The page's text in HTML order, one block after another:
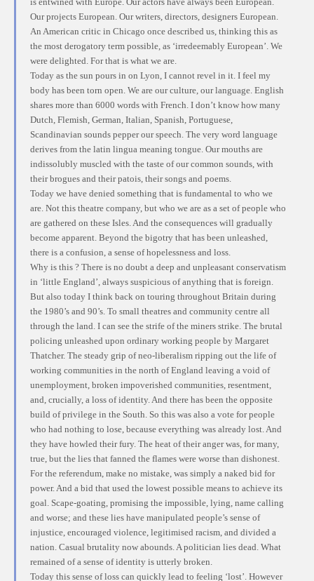
Our projects European. Our writers, directors, designers European.
An American critic in Chicago once described us, thinking this as
the most derogatory term possible, as ‘irredeemably European’. We
were delighted. For that is what we are.
Today as the sun pours in on Lyon, I cannot revel in it. I feel my
body has been torn open. We are our culture, our language. English
shares more than 6000 words with French. I don’t know how many
Dutch, Flemish, German, Italian, Spanish, Portuguese,
Scandinavian sounds pepper our speech. The very word language
derives from the latin lingua meaning tongue. Our mouths are
indissolubly muscled with the taste of our common sounds, with
their brogues and their patois, their songs and poems.
Today we have denied something that is fundamental to who we
are. Not this theatre company, but who we are as a set of people who
are gathered on these Isles. And the consequences will gradually
become apparent. Beyond the bigotry that has been unleashed,
there is a confusion, a sense of hopelessness and loss.
Why is this ? There is no doubt a deep and unpleasant conservatism
in ‘little England’, always suspicious of anything that is foreign.
But also today I think back on touring throughout Britain during
the 1980’s and 90’s. To small theatres and community centre all
through the land. I can see the strife of the miners strike. The brutal
policing unleashed upon ordinary working people by Margaret
Thatcher. The steady grip of neo-liberalism ripping out the life of
working communities in the north of England leaving a void of
unemployment, broken impoverished communities, resentment,
and, crucially, a loss of identity. And there has been the opposite
build of privilege in the South. So this was also a vote for people
who had nothing to lose, because everything was already lost. And
they have howled their fury. The heat of their anger was, for many,
true, but the lies that fanned the flames were worse than dishonest.
For the referendum, make no mistake, was simply a naked bid for
power. And a bid that used the lowest possible means to achieve its
goal. Scape-goating, promising the impossible, lying, name calling
and worse; and these lies have manipulated people’s sense of
injustice, encouraged violence, legitimised racism, and divided a
nation. Casual brutality now abounds. A politician lies dead. What
remained of a sense of identity is utterly broken.
Today this sense of loss can quickly lead to feeling ‘lost’. However